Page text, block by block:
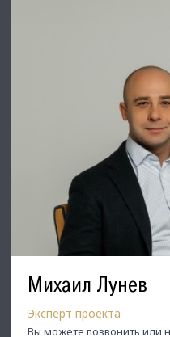
Михаил Лунев
Эксперт проекта
Вы можете позвонить или